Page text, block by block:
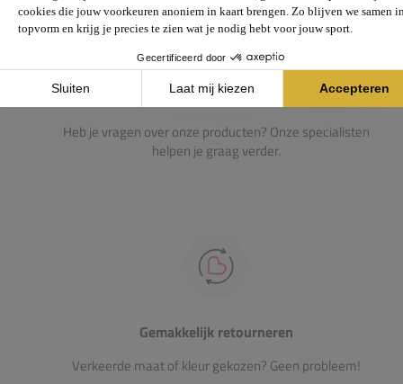
Passie voor de sport
Heb je vragen over onze producten? Onze specialisten
helpen je graag verder.
Gemakkelijk retourneren
Verkeerde maat of kleur gekozen? Geen probleem!